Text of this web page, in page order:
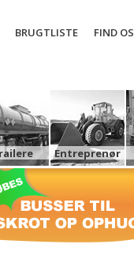
BRUGTLISTE FIND OS
Entreprenør